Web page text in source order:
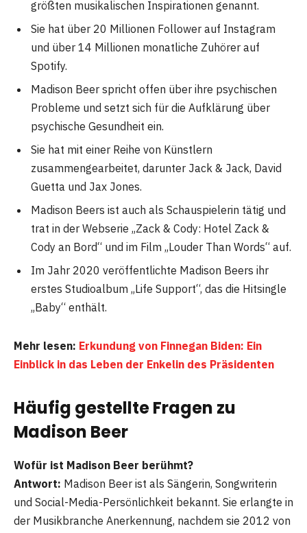
größten musikalischen Inspirationen genannt.
Sie hat über 20 Millionen Follower auf Instagram
und über 14 Millionen monatliche Zuhörer auf
Spotify.
Madison Beer spricht offen über ihre psychischen
Probleme und setzt sich für die Aufklärung über
psychische Gesundheit ein.
Sie hat mit einer Reihe von Künstlern
zusammengearbeitet, darunter Jack & Jack, David
Guetta und Jax Jones.
Madison Beers ist auch als Schauspielerin tätig und
trat in der Webserie „Zack & Cody: Hotel Zack &
Cody an Bord“ und im Film „Louder Than Words“ auf.
Im Jahr 2020 veröffentlichte Madison Beers ihr
erstes Studioalbum „Life Support“, das die Hitsingle
„Baby“ enthält.
Mehr lesen: Erkundung von Finnegan Biden: Ein
Einblick in das Leben der Enkelin des Präsidenten
Häufig gestellte Fragen zu
Madison Beer
Wofür ist Madison Beer berühmt?
Antwort: Madison Beer ist als Sängerin, Songwriterin
und Social-Media-Persönlichkeit bekannt. Sie erlangte in
der Musikbranche Anerkennung, nachdem sie 2012 von